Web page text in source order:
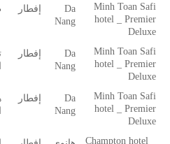
Minh Toan Safi
hotel _ Premier
Deluxe
Da
Nang
إفطار
Minh Toan Safi
hotel _ Premier
Deluxe
Da
Nang
إفطار
Minh Toan Safi
hotel _ Premier
Deluxe
Da
Nang
إفطار
Champton hotel _